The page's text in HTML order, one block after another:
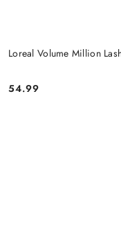
Loreal Volume Million
Cena:
54.99